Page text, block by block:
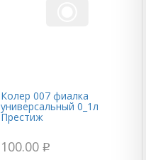
Колер 007 фиалка
универсальный 0_1л
Престиж
100.00 p